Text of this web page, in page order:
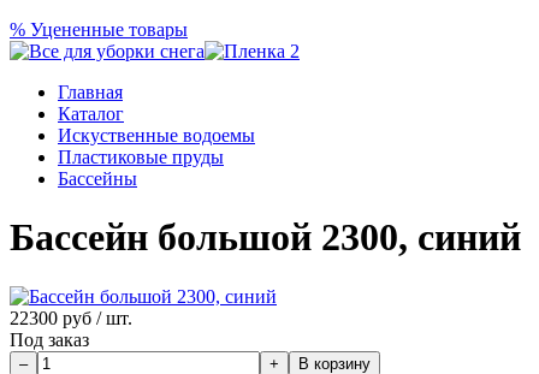
% Уцененные товары
Главная
Каталог
Искуственные водоемы
Пластиковые пруды
Бассейны
Бассейн большой 2300, синий
22300 руб / шт.
Под заказ